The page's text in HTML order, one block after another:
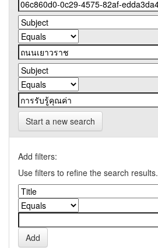
Start a new search
Add filters:
Use filters to refine the search results.